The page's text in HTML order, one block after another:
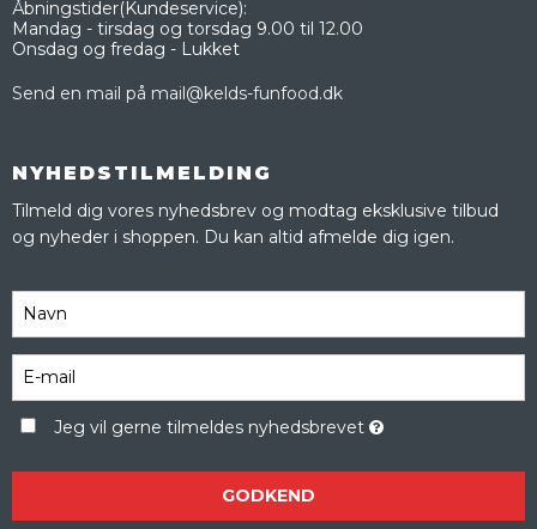
Åbningstider(Kundeservice):
Mandag - tirsdag og torsdag 9.00 til 12.00
Onsdag og fredag - Lukket
Send en mail på mail@kelds-funfood.dk
NYHEDSTILMELDING
Tilmeld dig vores nyhedsbrev og modtag eksklusive tilbud
og nyheder i shoppen. Du kan altid afmelde dig igen.
Jeg vil gerne tilmeldes nyhedsbrevet
GODKEND